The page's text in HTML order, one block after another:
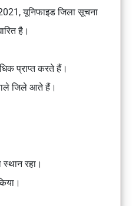
2021, यूनिफाइड जिला सूचना
है।
प्राप्त करते हैं।
जिले आते हैं।
स्थान रहा।